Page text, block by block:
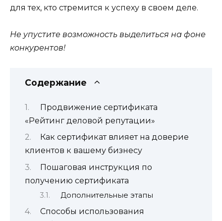
для тех, кто стремится к успеху в своем деле.
Не упустите возможность выделиться на фоне
конкурентов!
Содержание
Продвижение сертификата
«Рейтинг деловой репутации»
Как сертификат влияет на доверие
клиентов к вашему бизнесу
Пошаговая инструкция по
получению сертификата
Дополнительные этапы
Способы использования